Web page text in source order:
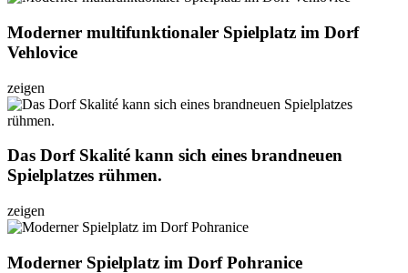
Moderner multifunktionaler Spielplatz im Dorf
Vehlovice
zeigen
Das Dorf Skalité kann sich eines brandneuen
Spielplatzes rühmen.
zeigen
Moderner Spielplatz im Dorf Pohranice